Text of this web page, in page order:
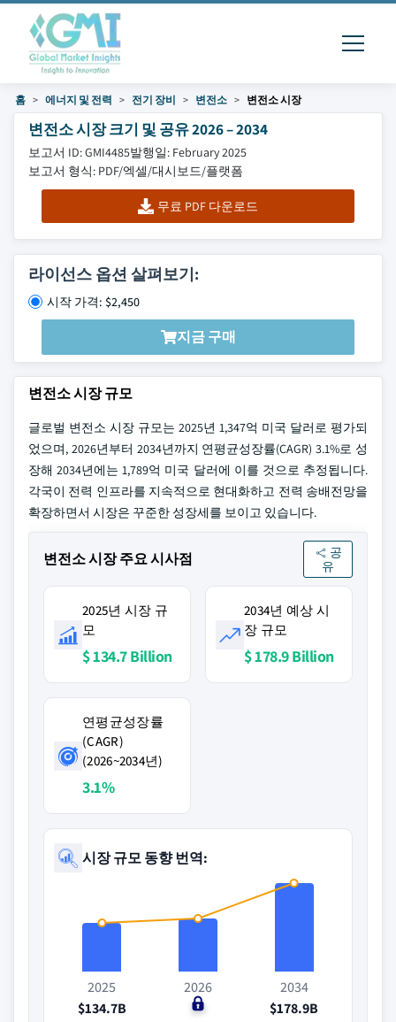
홈 에너지 및 전력 전기 장비 변전소 변전소 시장
변전소 시장 크기 및 공유 2026 – 2034
보고서 ID: GMI4485발행일: February 2025
보고서 형식: PDF/엑셀/대시보드/플랫폼
무료 PDF 다운로드
라이선스 옵션 살펴보기:
시작 가격: $2,450
지금 구매
변전소 시장 규모
글로벌 변전소 시장 규모는 2025년 1,347억 미국 달러로 평가되
었으며, 2026년부터 2034년까지 연평균성장률(CAGR) 3.1%로 성
장해 2034년에는 1,789억 미국 달러에 이를 것으로 추정됩니다.
각국이 전력 인프라를 지속적으로 현대화하고 전력 송배전망을
확장하면서 시장은 꾸준한 성장세를 보이고 있습니다.
변전소 시장 주요 시사점
공
유
2025년 시장 규
모
$ 134.7 Billion
2034년 예상 시
장 규모
$ 178.9 Billion
연평균성장률
(CAGR)
(2026~2034년)
3.1%
시장 규모 동향 번역:
2025
$134.7B
2026
$0
2034
$178.9B